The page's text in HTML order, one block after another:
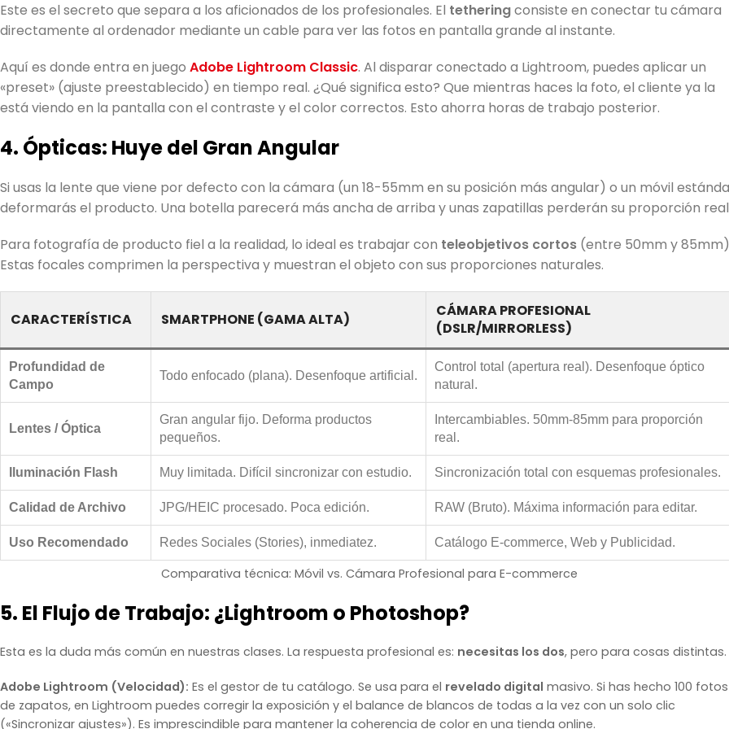
Este es el secreto que separa a los aficionados de los profesionales. El tetheringconsiste en conectar tu cámara
directamente al ordenador mediante un cable para ver las fotos en pantalla grande al instante.
Aquí es donde entra en juego Adobe Lightroom Classic. Al disparar conectado a Lightroom, puedes aplicar un
«preset» (ajuste preestablecido) en tiempo real. ¿Qué significa esto? Que mientras haces la foto, el cliente ya la
está viendo en la pantalla con el contraste y el color correctos. Esto ahorra horas de trabajo posterior.
4. Ópticas: Huye del Gran Angular
Si usas la lente que viene por defecto con la cámara (un 18-55mm en su posición más angular) o un móvil
deformarás el producto. Una botella parecerá más ancha de arriba y unas zapatillas perderán su proporción
Para fotografía de producto fiel a la realidad, lo ideal es trabajar con teleobjetivos cortos (entre 50mm y
Estas focales comprimen la perspectiva y muestran el objeto con sus proporciones naturales.
CARACTERÍSTICA SMARTPHONE (GAMA ALTA)
CÁMARA PROFESIONAL
(DSLR/MIRRORLESS)
Profundidad de
Campo
Todo enfocado (plana). Desenfoque artificial.
Control total (apertura real). Desenfoque óptico
natural.
Lentes / Óptica
Gran angular fijo. Deforma productos
pequeños.
Intercambiables. 50mm-85mm para proporción
real.
Iluminación Flash Muy limitada. Difícil sincronizar con estudio. Sincronización total con esquemas profesionales.
Calidad de Archivo JPG/HEIC procesado. Poca edición. RAW (Bruto). Máxima información para editar.
Uso Recomendado Redes Sociales (Stories), inmediatez. Catálogo E-commerce, Web y Publicidad.
Comparativa técnica: Móvil vs. Cámara Profesional para E-commerce
5. El Flujo de Trabajo: ¿Lightroom o Photoshop?
Esta es la duda más común en nuestras clases. La respuesta profesional es: necesitas los dos, pero para cosas distintas.
Adobe Lightroom (Velocidad): Es el gestor de tu catálogo. Se usa para el revelado digital masivo. Si has hecho 100 fotos
de zapatos, en Lightroom puedes corregir la exposición y el balance de blancos de todas a la vez con un solo clic
(«Sincronizar ajustes»). Es imprescindible para mantener la coherencia de color en una tienda online.